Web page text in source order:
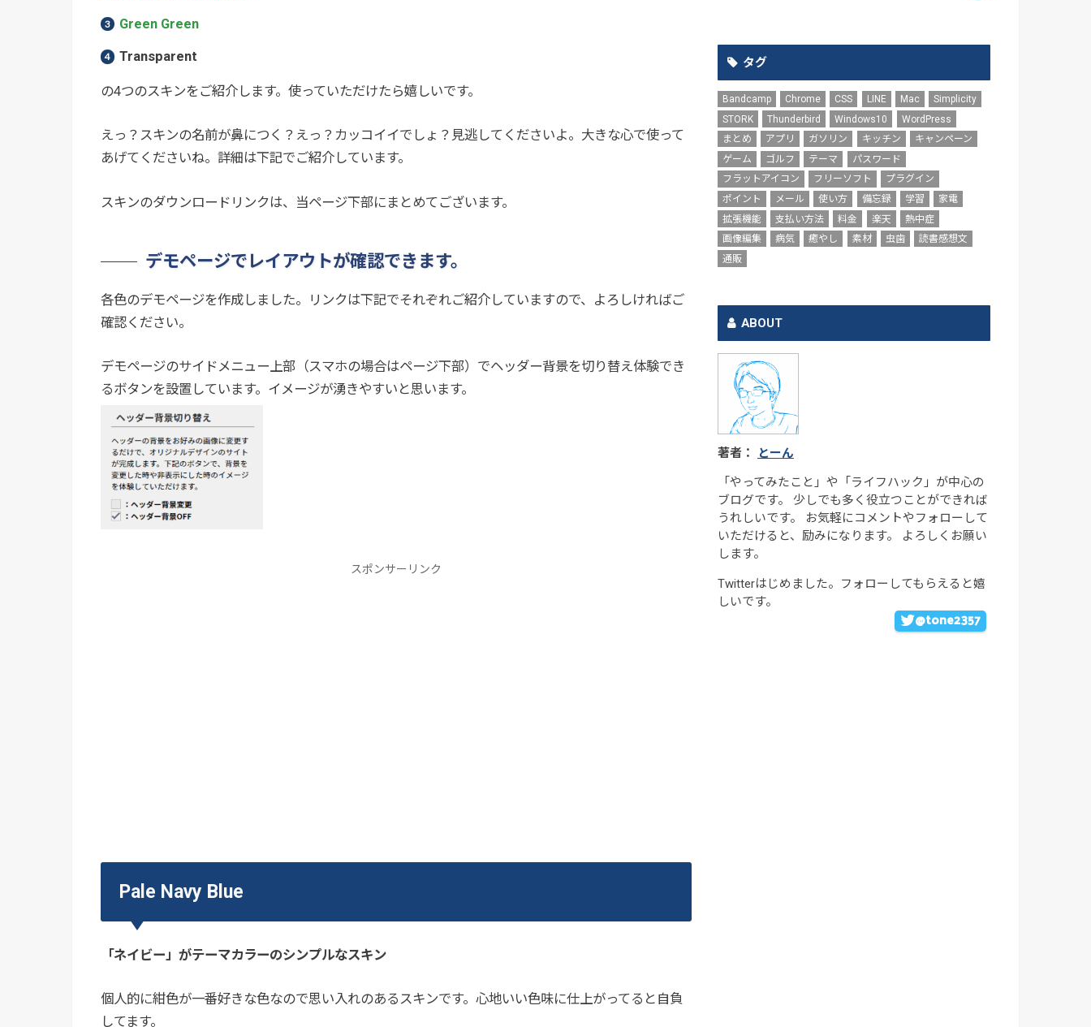
Green Green
Transparent
の4つのスキンをご紹介します。使っていただけたら嬉しいです。
えっ？スキンの名前が鼻につく？えっ？カッコイイでしょ？見逃してくださいよ。大きな心で使って
あげてくださいね。詳細は下記でご紹介しています。
スキンのダウンロードリンクは、当ページ下部にまとめてございます。
デモページでレイアウトが確認できます。
各色のデモページを作成しました。リンクは下記でそれぞれご紹介していますので、よろしければご
確認ください。
デモページのサイドメニュー上部（スマホの場合はページ下部）でヘッダー背景を切り替え体験でき
るボタンを設置しています。イメージが湧きやすいと思います。
スポンサーリンク
Pale Navy Blue
「ネイビー」がテーマカラーのシンプルなスキン
個人的に紺色が一番好きな色なので思い入れのあるスキンです。心地いい色味に仕上がってると自負
してます。
タグ
Bandcamp Chrome CSS LINE Mac
Simplicity
STORK
Thunderbird Windows10
WordPress
まとめ
アプリ ガソリン キッチン
キャンペーン
ゲーム
ゴルフ テーマ
パスワード
フラットアイコン
フリーソフト
プラグイン
ポイント
メール 使い方 備忘録 学習
家電
拡張機能
支払い方法 料金 楽天
熱中症
画像編集
病気 癒やし 素材 虫歯
読書感想文
通販
ABOUT
著者： とーん
「やってみたこと」や「ライフハック」が中心の
ブログです。 少しでも多く役立つことができれば
うれしいです。 お気軽にコメントやフォローして
いただけると、励みになります。 よろしくお願い
します。
Twitterはじめました。フォローしてもらえると嬉
しいです。
@tone2357